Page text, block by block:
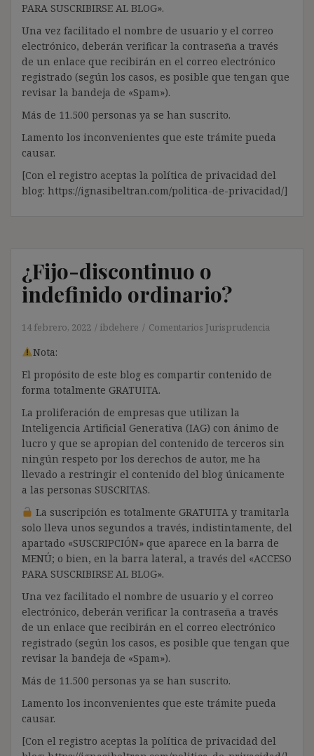
PARA SUSCRIBIRSE AL BLOG».
Una vez facilitado el nombre de usuario y el correo
electrónico, deberán verificar la contraseña a través
de un enlace que recibirán en el correo electrónico
registrado (según los casos, es posible que tengan que
revisar la bandeja de «Spam»).
Más de 11.500 personas ya se han suscrito.
Lamento los inconvenientes que este trámite pueda
causar.
[Con el registro aceptas la política de privacidad del
blog: https://ignasibeltran.com/politica-de-privacidad/]
¿Fijo-discontinuo o
indefinido ordinario?
14 febrero, 2022 ibdehere Comentarios Jurisprudencia
Nota:
El propósito de este blog es compartir contenido de
forma totalmente GRATUITA.
La proliferación de empresas que utilizan la
Inteligencia Artificial Generativa (IAG) con ánimo de
lucro y que se apropian del contenido de terceros sin
ningún respeto por los derechos de autor, me ha
llevado a restringir el contenido del blog únicamente
a las personas SUSCRITAS.
La suscripción es totalmente GRATUITA y tramitarla
solo lleva unos segundos a través, indistintamente, del
apartado «SUSCRIPCIÓN» que aparece en la barra de
MENÚ; o bien, en la barra lateral, a través del «ACCESO
PARA SUSCRIBIRSE AL BLOG».
Una vez facilitado el nombre de usuario y el correo
electrónico, deberán verificar la contraseña a través
de un enlace que recibirán en el correo electrónico
registrado (según los casos, es posible que tengan que
revisar la bandeja de «Spam»).
Más de 11.500 personas ya se han suscrito.
Lamento los inconvenientes que este trámite pueda
causar.
[Con el registro aceptas la política de privacidad del